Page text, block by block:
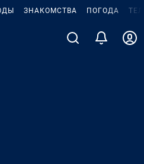
ЗНАКОМСТВА ПОГОДА